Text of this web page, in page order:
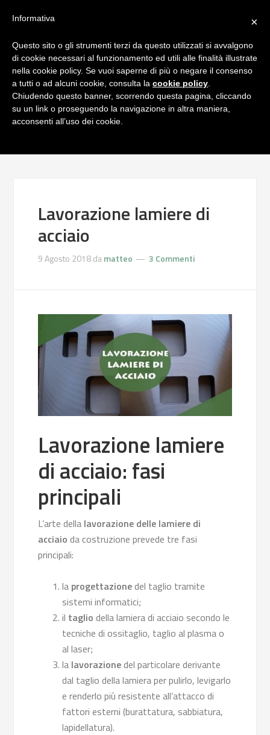
Lavorazione lamiere di
acciaio
9 Agosto 2018damatteo 3 Commenti
Lavorazione lamiere
di acciaio: fasi
principali
L’arte della lavorazione delle lamiere di
acciaio da costruzione prevede tre fasi
principali:
la progettazionedel taglio tramite
sistemi informatici;
il taglio della lamiera di acciaio secondo le
tecniche di ossitaglio, taglio al plasma o
al laser;
la lavorazionedel particolare derivante
dal taglio della lamiera per pulirlo, levigarlo
e renderlo più resistente all’attacco di
fattori esterni (burattatura, sabbiatura,
lapidellatura).
×
Informativa
Questo sito o gli strumenti terzi da questo utilizzati si avvalgono
di cookie necessari al funzionamento ed utili alle finalità illustrate
nella cookie policy. Se vuoi saperne di più o negare il consenso
a tutti o ad alcuni cookie, consulta la cookie policy
Chiudendo questo banner, scorrendo questa pagina, cliccando
su un link o proseguendo la navigazione in altra maniera,
acconsenti all’uso dei cookie.